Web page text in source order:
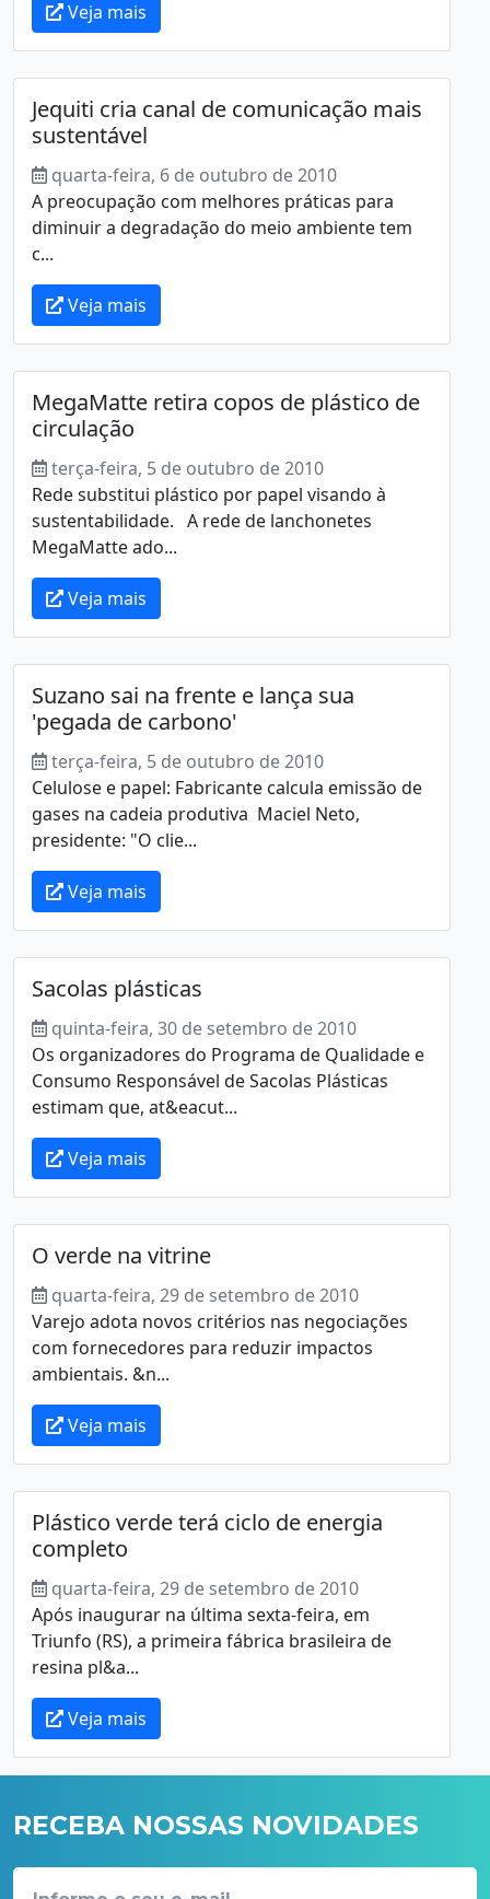
Veja mais
Jequiti cria canal de comunicação mais
sustentável
quarta-feira, 6 de outubro de 2010
A preocupação com melhores práticas para
diminuir a degradação do meio ambiente tem
c...
Veja mais
MegaMatte retira copos de plástico de
circulação
terça-feira, 5 de outubro de 2010
Rede substitui plástico por papel visando à
sustentabilidade. A rede de lanchonetes
MegaMatte ado...
Veja mais
Suzano sai na frente e lança sua
'pegada de carbono'
terça-feira, 5 de outubro de 2010
Celulose e papel: Fabricante calcula emissão de
gases na cadeia produtiva Maciel Neto,
presidente: "O clie...
Veja mais
Sacolas plásticas
quinta-feira, 30 de setembro de 2010
Os organizadores do Programa de Qualidade e
Consumo Responsável de Sacolas Plásticas
estimam que, at&eacut...
Veja mais
O verde na vitrine
quarta-feira, 29 de setembro de 2010
Varejo adota novos critérios nas negociações
com fornecedores para reduzir impactos
ambientais. &n...
Veja mais
Plástico verde terá ciclo de energia
completo
quarta-feira, 29 de setembro de 2010
Após inaugurar na última sexta-feira, em
Triunfo (RS), a primeira fábrica brasileira de
resina pl&a...
Veja mais
RECEBA NOSSAS NOVIDADES